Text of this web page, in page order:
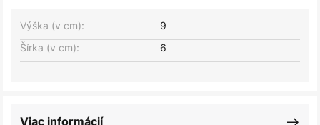
Šírka (v cm): 6
Výška (v cm): 9
Viac informácií